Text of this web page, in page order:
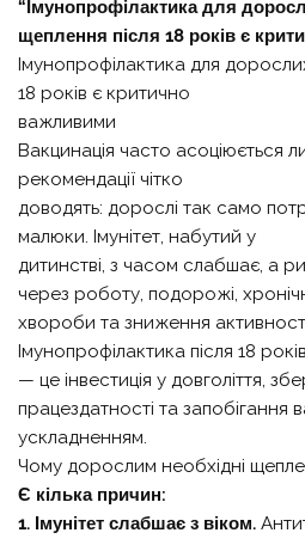
“Імунопрофілактика для
щеплення після 18 років є
Імунопрофілактика для
18 років є критично
важливими
Вакцинація часто асоціюється
рекомендації чітко
доводять: дорослі так само
малюки. Імунітет, набутий у
дитинстві, з часом слабшає, а
через роботу, подорожі,
хвороби та зниження
Імунопрофілактика після 18 років
— це інвестиція у довголіття,
працездатності та запобігання
ускладненням.
Чому дорослим необхідні
Є кілька причин:
1. Імунітет слабшає з віком.